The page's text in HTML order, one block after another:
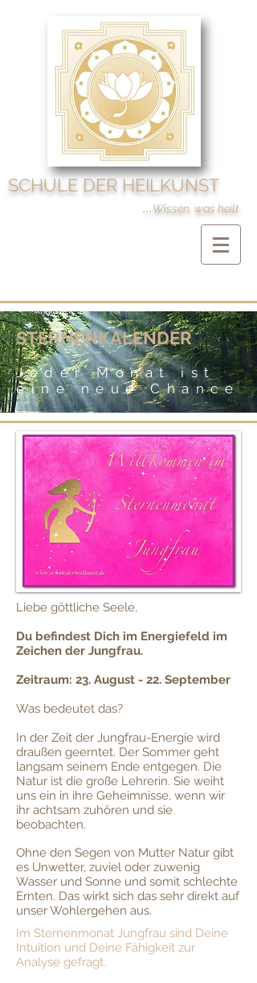
SCHULE DER HEILKUNST
...Wissen, was heilt
STERNENKALENDER
Jeder Monat ist
eine neue Chance
Liebe göttliche Seele,
Du befindest Dich im Energiefeld im
Zeichen der Jungfrau.
Zeitraum: 23. August - 22. September
Was bedeutet das?
In der Zeit der Jungfrau-Energie wird
draußen geerntet. Der Sommer geht
langsam seinem Ende entgegen. Die
Natur ist die große Lehrerin. Sie weiht
uns ein in ihre Geheimnisse, wenn wir
ihr achtsam zuhören und sie
beobachten.
Ohne den Segen von Mutter Natur gibt
es Unwetter, zuviel oder zuwenig
Wasser und Sonne und somit schlechte
Ernten. Das wirkt sich das sehr direkt auf
unser Wohlergehen aus.
Im Sternenmonat Jungfrau sind Deine
Intuition und Deine Fähigkeit zur
Analyse gefragt.